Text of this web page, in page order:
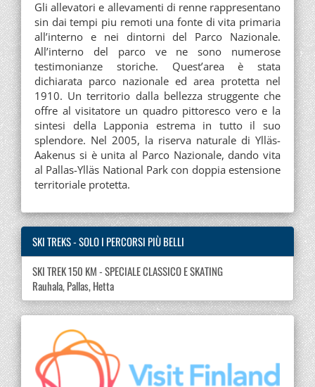
Gli allevatori e allevamenti di renne rappresentano
sin dai tempi piu remoti una fonte di vita primaria
all’interno e nei dintorni del Parco Nazionale.
All’interno del parco ve ne sono numerose
testimonianze storiche. Quest’area è stata
dichiarata parco nazionale ed area protetta nel
1910. Un territorio dalla bellezza struggente che
offre al visitatore un quadro pittoresco vero e la
sintesi della Lapponia estrema in tutto il suo
splendore. Nel 2005, la riserva naturale di Ylläs-
Aakenus si è unita al Parco Nazionale, dando vita
al Pallas-Ylläs National Park con doppia estensione
territoriale protetta.
SKI TREKS - SOLO I PERCORSI PIÙ BELLI
SKI TREK 150 KM - SPECIALE CLASSICO E SKATING
Rauhala, Pallas, Hetta